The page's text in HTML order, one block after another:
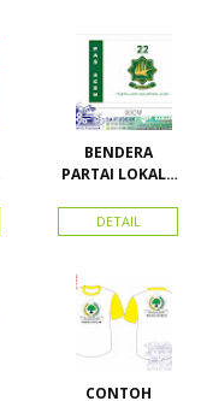
BENDERA
PARTAI LOKAL /
ACEH
DETAIL
CONTOH